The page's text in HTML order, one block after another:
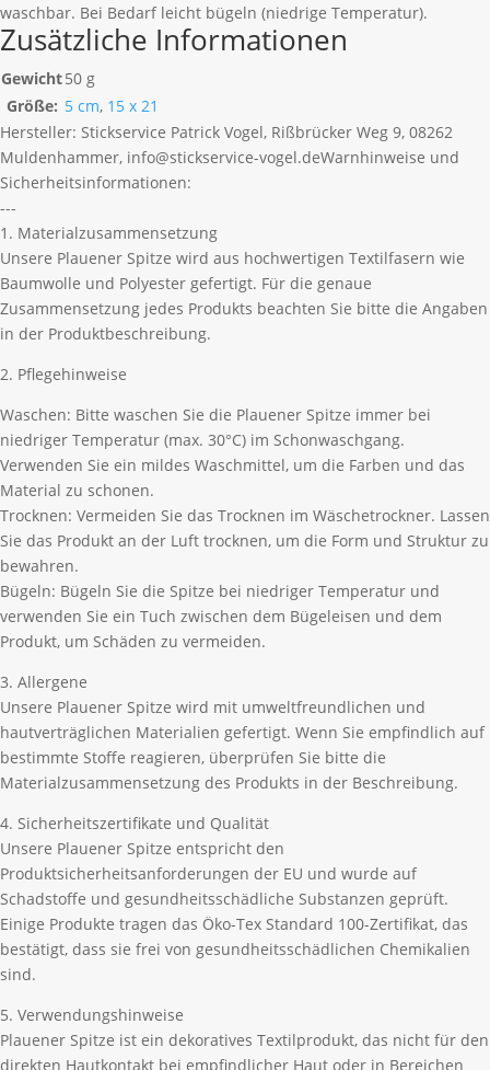
waschbar. Bei Bedarf leicht bügeln (niedrige Temperatur).
Zusätzliche Informationen
Gewicht50 g
Größe: 5 cm, 15 x 21
Hersteller: Stickservice Patrick Vogel, Rißbrücker Weg 9, 08262
Muldenhammer, info@stickservice-vogel.deWarnhinweise und
Sicherheitsinformationen:
---
1. Materialzusammensetzung
Unsere Plauener Spitze wird aus hochwertigen Textilfasern wie
Baumwolle und Polyester gefertigt. Für die genaue
Zusammensetzung jedes Produkts beachten Sie bitte die Angaben
in der Produktbeschreibung.
2. Pflegehinweise
Waschen: Bitte waschen Sie die Plauener Spitze immer bei
niedriger Temperatur (max. 30°C) im Schonwaschgang.
Verwenden Sie ein mildes Waschmittel, um die Farben und das
Material zu schonen.
Trocknen: Vermeiden Sie das Trocknen im Wäschetrockner. Lassen
Sie das Produkt an der Luft trocknen, um die Form und Struktur zu
bewahren.
Bügeln: Bügeln Sie die Spitze bei niedriger Temperatur und
verwenden Sie ein Tuch zwischen dem Bügeleisen und dem
Produkt, um Schäden zu vermeiden.
3. Allergene
Unsere Plauener Spitze wird mit umweltfreundlichen und
hautverträglichen Materialien gefertigt. Wenn Sie empfindlich auf
bestimmte Stoffe reagieren, überprüfen Sie bitte die
Materialzusammensetzung des Produkts in der Beschreibung.
4. Sicherheitszertifikate und Qualität
Unsere Plauener Spitze entspricht den
Produktsicherheitsanforderungen der EU und wurde auf
Schadstoffe und gesundheitsschädliche Substanzen geprüft.
Einige Produkte tragen das Öko-Tex Standard 100-Zertifikat, das
bestätigt, dass sie frei von gesundheitsschädlichen Chemikalien
sind.
5. Verwendungshinweise
Plauener Spitze ist ein dekoratives Textilprodukt, das nicht für den
direkten Hautkontakt bei empfindlicher Haut oder in Bereichen